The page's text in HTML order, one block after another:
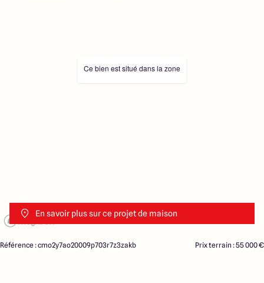
En savoir plus sur ce projet de maison
Ce bien est situé dans la zone
Référence : cmo2y7ao20009p703r7z3zakb Prix terrain : 55 000 €